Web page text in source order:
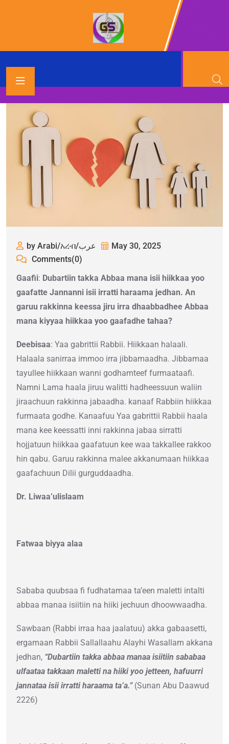
by Arabi/አረብ/عرب
May 30, 2025
Comments(0)
Gaafii: Dubartiin takka Abbaa mana isii hiikkaa yoo
gaafatte Jannanni isii irratti haraama jedhan. An
garuu rakkinna keessa jiru irra dhaabbadhee Abbaa
mana kiyyaa hiikkaa yoo gaafadhe tahaa?
Deebisaa: Yaa gabrittii Rabbii. Hiikkaan halaali.
Halaala sanirraa immoo irra jibbamaadha. Jibbamaa
tayullee hiikkaan wanni godhamteef furmaataafi.
Namni Lama haala jiruu walitti hadheessuun waliin
jiraachuun rakkinna jabaadha. kanaaf Rabbiin hiikkaa
furmaata godhe. Kanaafuu Yaa gabrittii Rabbii haala
mana kee keessatti inni rakkinna jabaa sirratti
hojjatuun hiikkaa gaafatuun kee waa takkallee rakkoo
hin qabu. Garuu rakkinna malee akkanumaan hiikkaa
gaafachuun Dilii gurguddaadha.
Dr. Liwaa’ulislaam
Fatwaa biyya alaa
Sababa quubsaa fi fudhatamaa ta’een maletti intalti
abbaa manaa isiitiin na hiiki jechuun dhoowwaadha.
Sawbaan (Rabbi irraa haa jaalatuu) akka gabaasetti,
ergamaan Rabbii Sallallaahu Alayhi Wasallam akkana
jedhan, “Dubartiin takka abbaa manaa isiitiin sababaa
ulfaataa takkaan maletti na hiiki yoo jetteen, hafuurri
jannataa isii irratti haraama ta’a.”(Sunan Abu Daawud
2226)